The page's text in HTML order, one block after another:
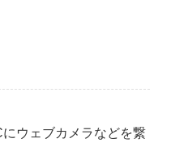
ウェブカメラなどを繋